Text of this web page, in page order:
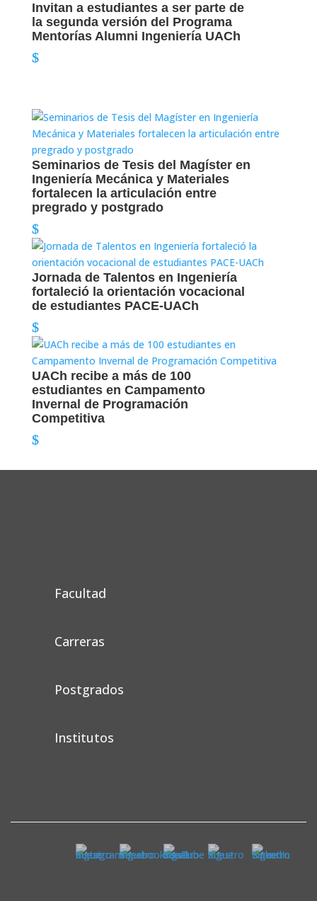
Invitan a estudiantes a ser parte de
la segunda versión del Programa
Mentorías Alumni Ingeniería UACh
Seminarios de Tesis del Magíster en
Ingeniería Mecánica y Materiales
fortalecen la articulación entre
pregrado y postgrado
Jornada de Talentos en Ingeniería
fortaleció la orientación vocacional
de estudiantes PACE-UACh
UACh recibe a más de 100
estudiantes en Campamento
Invernal de Programación
Competitiva
Facultad
Carreras
Postgrados
Institutos